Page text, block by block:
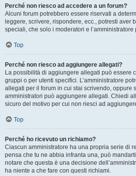
Perché non riesco ad accedere a un forum?
Alcuni forum potrebbero essere riservati a
leggere, scrivere, rispondere, ecc., potresti aver
speciali, che solo i moderatori e
Top
Perché non riesco ad aggiungere allegati?
La possibilità di aggiungere allegati può essere
gruppi o per utenti specifici. L’amministratore
allegati per il forum in cui stai scrivendo, oppure
amministratori può aggiungere allegati. Chiedi
sicuro del motivo per cui non riesci ad
Top
Perché ho ricevuto un richiamo?
Ciascun amministratore ha una propria serie di
pensa che tu ne abbia infranta una, può
notare che questa è una decisione
ha niente a che fare con questi richiami.